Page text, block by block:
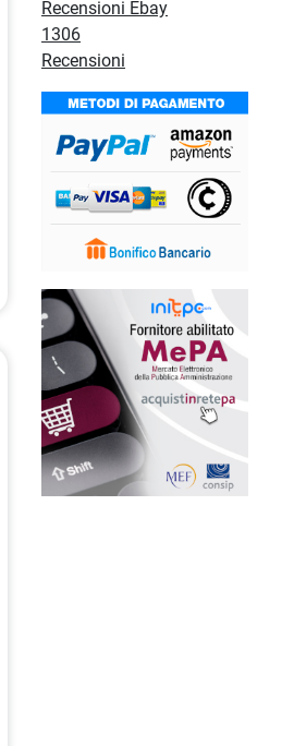
Recensioni Ebay
1306
Recensioni